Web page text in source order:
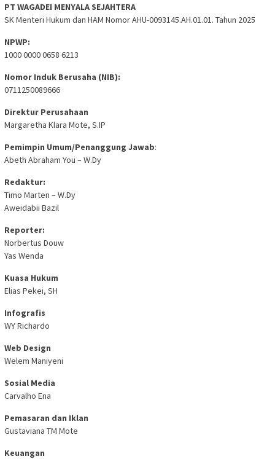
PT WAGADEI MENYALA SEJAHTERA
SK Menteri Hukum dan HAM Nomor AHU-0093145.AH.01.01. Tahun 2025
NPWP:
1000 0000 0658 6213
Nomor Induk Berusaha (NIB):
0711250089666
Direktur Perusahaan
Margaretha Klara Mote, S.IP
Pemimpin Umum/Penanggung Jawab:
Abeth Abraham You – W.Dy
Redaktur:
Timo Marten – W.Dy
Aweidabii Bazil
Reporter:
Norbertus Douw
Yas Wenda
Kuasa Hukum
Elias Pekei, SH
Infografis
WY Richardo
Web Design
Welem Maniyeni
Sosial Media
Carvalho Ena
Pemasaran dan Iklan
Gustaviana TM Mote
Keuangan